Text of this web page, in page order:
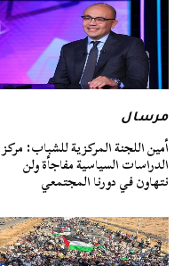
مرسال
أمين اللجنة المركزية للشباب: مركز
الدراسات السياسية مفاجأة ولن
نتهاون في دورنا المجتمعي